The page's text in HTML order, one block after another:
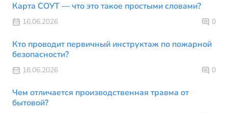
Карта СОУТ — что это такое простыми словами?
16.06.2026 0
Кто проводит первичный инструктаж по пожарной
безопасности?
16.06.2026 0
Чем отличается производственная травма от
бытовой?